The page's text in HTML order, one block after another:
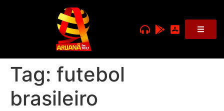
Tag: futebol
brasileiro